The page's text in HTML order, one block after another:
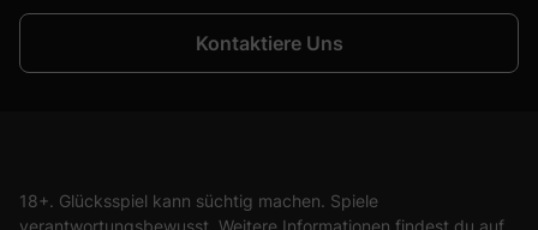
Kontaktiere Uns
18+. Glücksspiel kann süchtig machen. Spiele